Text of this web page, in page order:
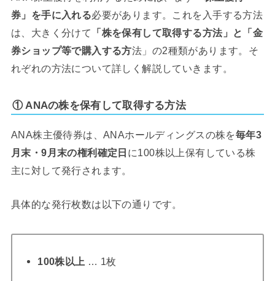
券」を手に入れる必要があります。これを入手する方法
は、大きく分けて
「株を保有して取得する方法」と「金
券ショップ等で購入する方法」の2種類があります。そ
れぞれの方法について詳しく解説していきます。
① ANAの株を保有して取得する方法
ANA株主優待券は、ANAホールディングスの株を毎年3
月末・9月末の権利確定日 に100株以上保有している株
主に対して発行されます。
具体的な発行枚数は以下の通りです。
100株以上 … 1枚